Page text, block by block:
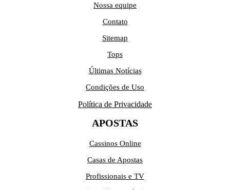
Nossa equipe
Contato
Sitemap
Tops
Últimas Notícias
Condições de Uso
Política de Privacidade
APOSTAS
Cassinos Online
Casas de Apostas
Profissionais e TV